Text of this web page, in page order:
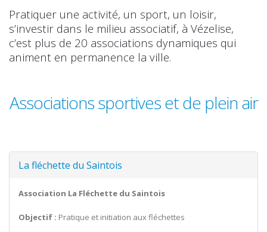
Pratiquer une activité, un sport, un loisir,
s’investir dans le milieu associatif, à Vézelise,
c’est plus de 20 associations dynamiques qui
animent en permanence la ville.
Associations sportives et de plein air
La fléchette du Saintois
Association La Fléchette du Saintois
Objectif : Pratique et initiation aux fléchettes